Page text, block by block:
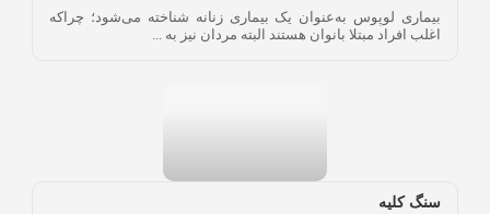
بیماری لوپوس به‌عنوان یک بیماری زنانه شناخته می‌شود؛ چراکه
اغلب افراد مبتلا بانوان هستند البته مردان نیز به ...
سنگ کلیه